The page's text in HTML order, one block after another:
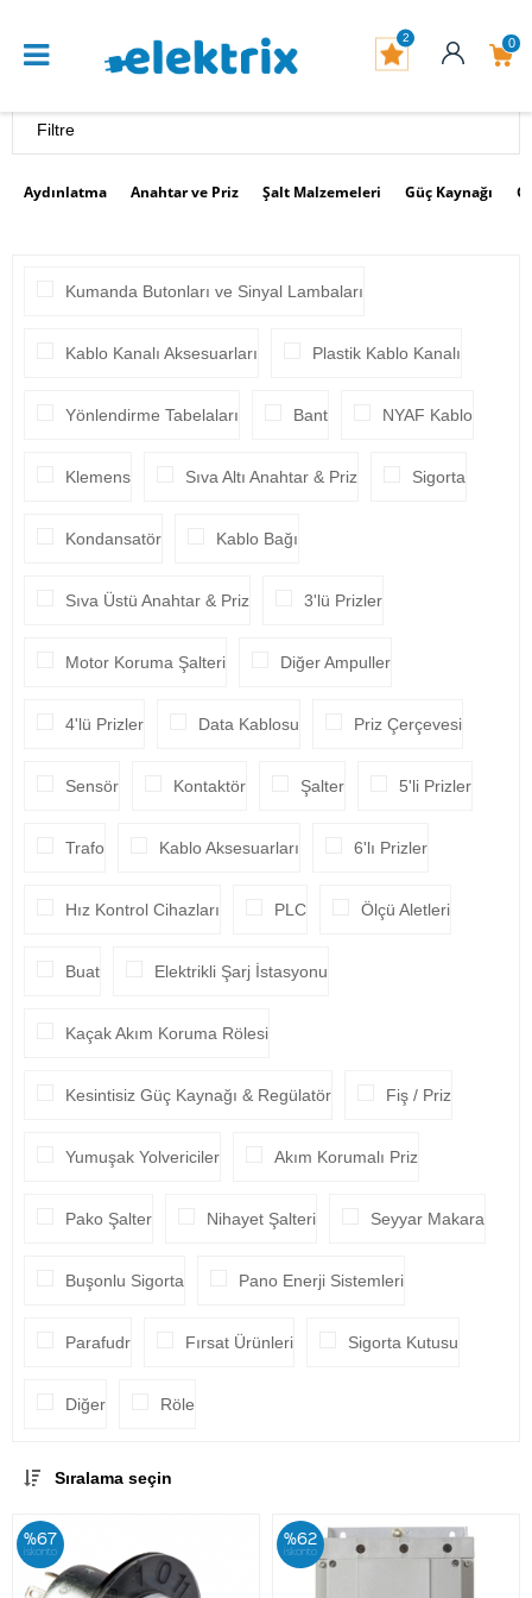
0
2
Filtre
Aydınlatma Anahtar ve Priz Şalt Malzemeleri Güç Kaynağı
Kumanda Butonları ve Sinyal Lambaları
Kablo Kanalı Aksesuarları Plastik Kablo Kanalı
Yönlendirme Tabelaları Bant NYAF Kablo
Klemens Sıva Altı Anahtar & Priz Sigorta
Kondansatör Kablo Bağı
Sıva Üstü Anahtar & Priz 3'lü Prizler
Motor Koruma Şalteri Diğer Ampuller
4'lü Prizler Data Kablosu Priz Çerçevesi
Sensör Kontaktör Şalter 5'li Prizler
Trafo Kablo Aksesuarları 6'lı Prizler
Hız Kontrol Cihazları PLC Ölçü Aletleri
Buat Elektrikli Şarj İstasyonu
Kaçak Akım Koruma Rölesi
Kesintisiz Güç Kaynağı & Regülatör Fiş / Priz
Yumuşak Yolvericiler Akım Korumalı Priz
Pako Şalter Nihayet Şalteri Seyyar Makara
Buşonlu Sigorta Pano Enerji Sistemleri
Parafudr Fırsat Ürünleri Sigorta Kutusu
Diğer Röle
Sıralama seçin
%67
iskonto
%62
iskonto